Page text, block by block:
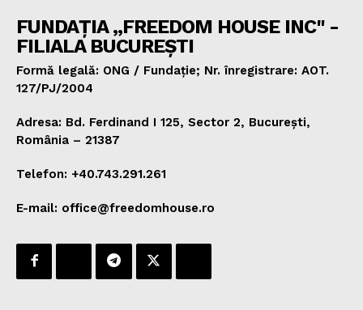
FUNDAȚIA „FREEDOM HOUSE INC" -
FILIALA BUCUREȘTI
Formă legală: ONG / Fundație; Nr. înregistrare: AOT.
127/PJ/2004
Adresa: Bd. Ferdinand I 125, Sector 2, București,
România – 21387
Telefon: +40.743.291.261
E-mail: office@freedomhouse.ro